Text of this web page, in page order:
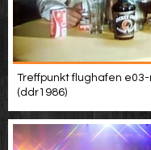
Treffpunkt flughafen
(ddr1986)